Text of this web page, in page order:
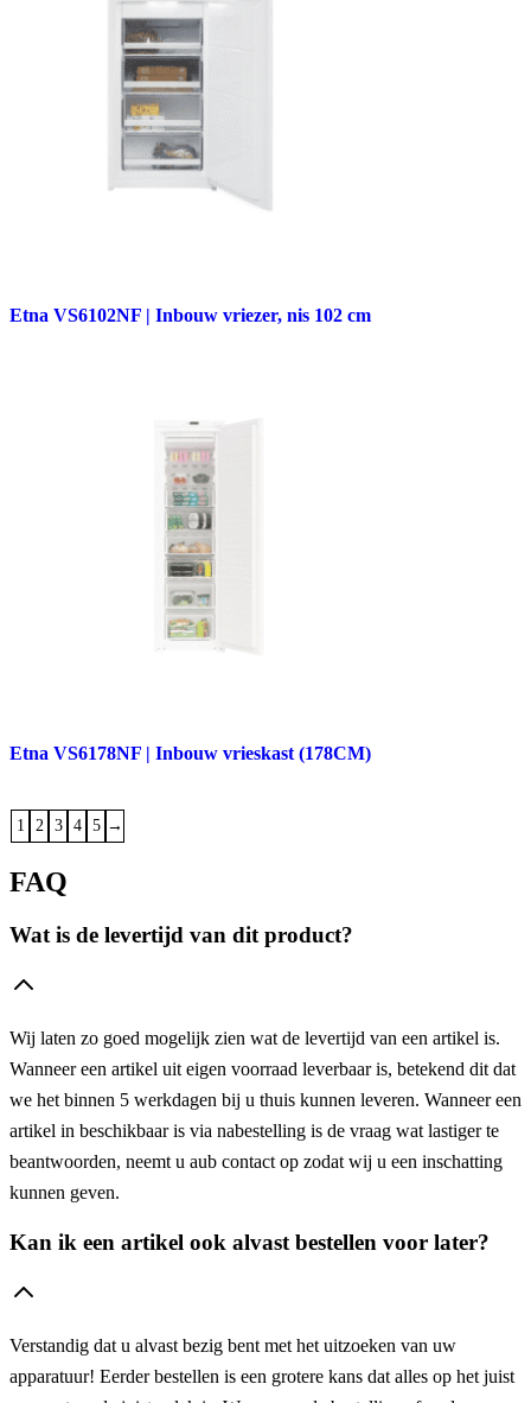
Etna VS6102NF | Inbouw vriezer, nis 102 cm
Etna VS6178NF | Inbouw vrieskast (178CM)
1 2 3 4 5 →
FAQ
Wat is de levertijd van dit product?
Wij laten zo goed mogelijk zien wat de levertijd van een artikel is.
Wanneer een artikel uit eigen voorraad leverbaar is, betekend dit dat
we het binnen 5 werkdagen bij u thuis kunnen leveren. Wanneer een
artikel in beschikbaar is via nabestelling is de vraag wat lastiger te
beantwoorden, neemt u aub contact op zodat wij u een inschatting
kunnen geven.
Kan ik een artikel ook alvast bestellen voor later?
Verstandig dat u alvast bezig bent met het uitzoeken van uw
apparatuur! Eerder bestellen is een grotere kans dat alles op het juist